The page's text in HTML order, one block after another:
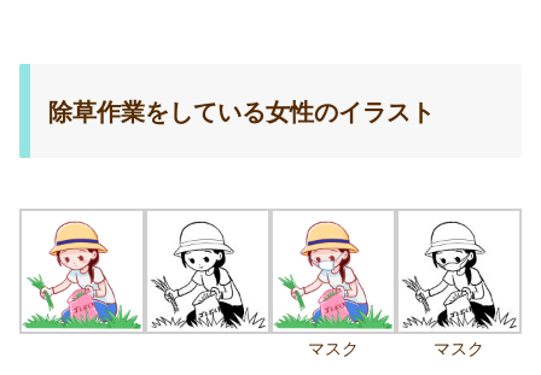
除草作業をしている女性のイラスト
マスク マスク